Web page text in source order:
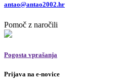
antao@antao2002.hr
Pomoč z naročili
Pogosta vprašanja
Prijava na e-novice